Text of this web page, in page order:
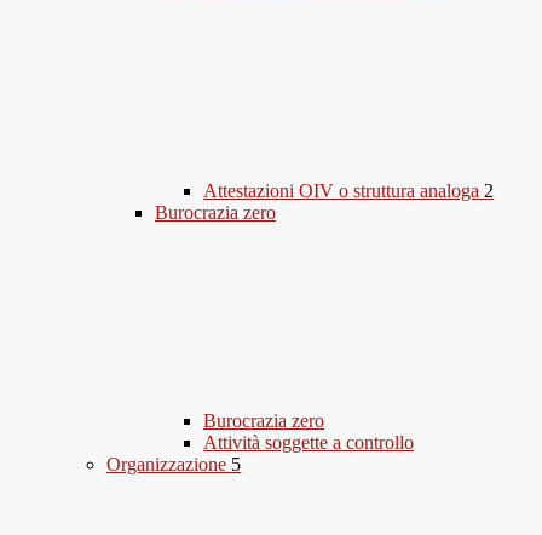
Attestazioni OIV o struttura analoga 2
Burocrazia zero
Burocrazia zero
Attività soggette a controllo
Organizzazione 5